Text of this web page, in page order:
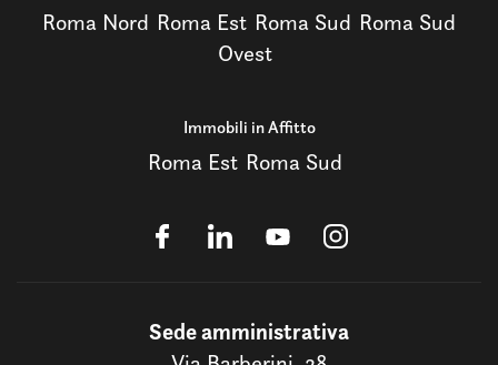
Roma Nord Roma Est Roma Sud Roma Sud
Ovest
Immobili in Affitto
Roma Est Roma Sud
Sede amministrativa